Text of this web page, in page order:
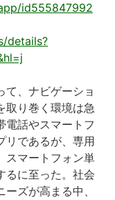
id555847992
details?
て、ナビゲーショ
取り巻く環境は急
電話やスマートフ
リであるが、専用
スマートフォン単
るに至った。社会
ズが高まる中、